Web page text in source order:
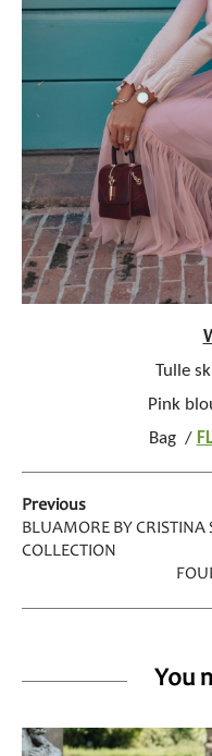
Tulle
Pink
Bag /
Previous
BLUAMORE BY CRISTINA
COLLECTION
You